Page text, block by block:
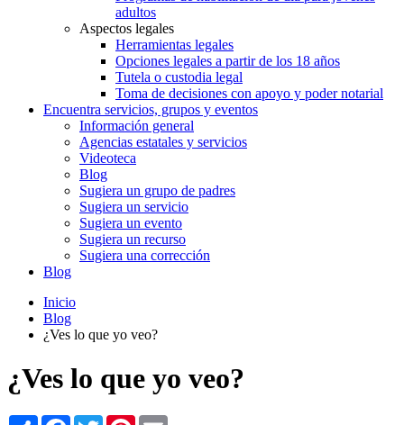
adultos
Aspectos legales
Herramientas legales
Opciones legales a partir de los 18 años
Tutela o custodia legal
Toma de decisiones con apoyo y poder notarial
Encuentra servicios, grupos y eventos
Información general
Agencias estatales y servicios
Videoteca
Blog
Sugiera un grupo de padres
Sugiera un servicio
Sugiera un evento
Sugiera un recurso
Sugiera una corrección
Blog
Inicio
Blog
¿Ves lo que yo veo?
¿Ves lo que yo veo?
Share Facebook
TwitterPinterest